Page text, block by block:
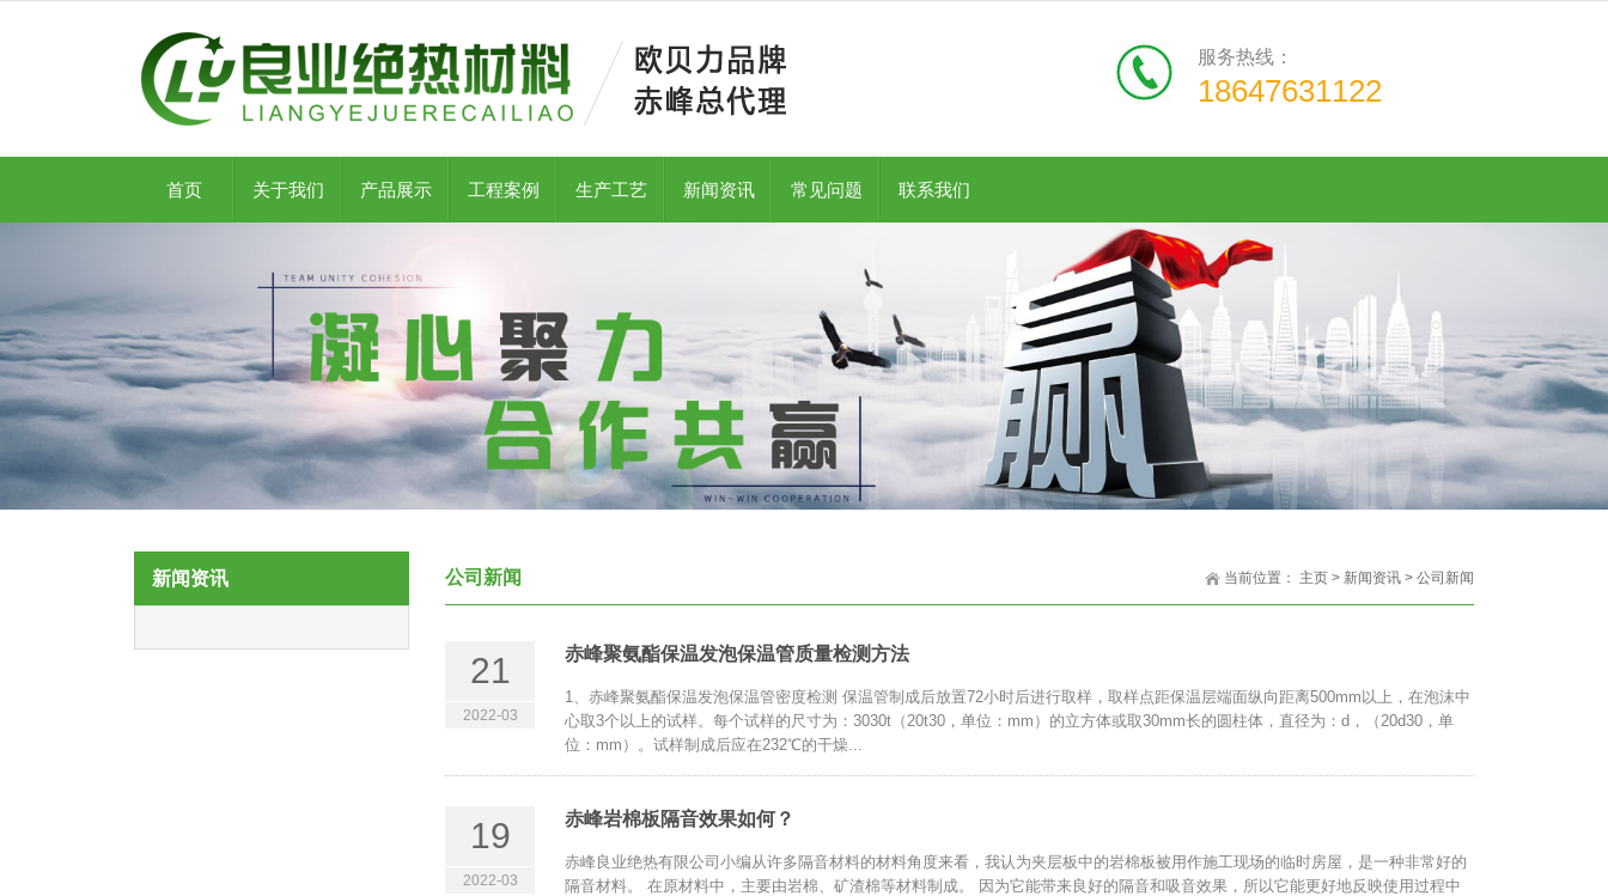
服务热线：
18647631122
首页 关于我们 产品展示 工程案例 生产工艺 新闻资讯 常见问题 联系我们
当前位置： 主页 > 新闻资讯 > 公司新闻
公司新闻
21
2022-03
赤峰聚氨酯保温发泡保温管质量检测方法
1、赤峰聚氨酯保温发泡保温管密度检测 保温管制成后放置72小时后进行取样，取样点距保温层端面纵向距离500mm以上，在泡沫中
心取3个以上的试样。每个试样的尺寸为：3030t（20t30，单位：mm）的立方体或取30mm长的圆柱体，直径为：d，（20d30，单
位：mm）。试样制成后应在232℃的干燥...
19
2022-03
赤峰岩棉板隔音效果如何？
赤峰良业绝热有限公司小编从许多隔音材料的材料角度来看，我认为夹层板中的岩棉板被用作施工现场的临时房屋，是一种非常好的
隔音材料。 在原材料中，主要由岩棉、矿渣棉等材料制成。 因为它能带来良好的隔音和吸音效果，所以它能更好地反映使用过程中
新闻资讯